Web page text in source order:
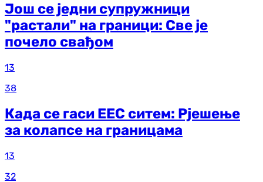
Још се једни супружници
"растали" на граници: Све је
почело свађом
13
38
Када се гаси ЕЕС ситем: Рјешење
за колапсе на границама
13
32